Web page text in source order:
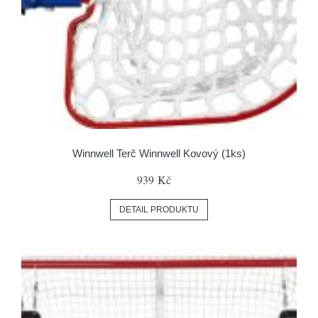
Winnwell Terč Winnwell Kovový (1ks)
939 Kč
DETAIL PRODUKTU